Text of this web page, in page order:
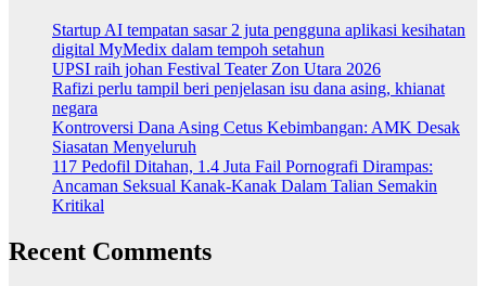
Startup AI tempatan sasar 2 juta pengguna aplikasi kesihatan
digital MyMedix dalam tempoh setahun
UPSI raih johan Festival Teater Zon Utara 2026
Rafizi perlu tampil beri penjelasan isu dana asing, khianat
negara
Kontroversi Dana Asing Cetus Kebimbangan: AMK Desak
Siasatan Menyeluruh
117 Pedofil Ditahan, 1.4 Juta Fail Pornografi Dirampas:
Ancaman Seksual Kanak-Kanak Dalam Talian Semakin
Kritikal
Recent Comments